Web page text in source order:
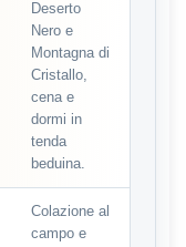
Deserto
Nero e
Montagna di
Cristallo,
cena e
dormi in
tenda
beduina.
Colazione al
campo e